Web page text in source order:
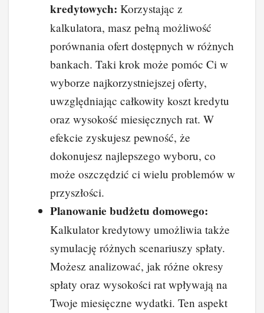
kredytowych: Korzystając z
kalkulatora, masz pełną możliwość
porównania ofert dostępnych w różnych
bankach. Taki krok może pomóc Ci w
wyborze najkorzystniejszej oferty,
uwzględniając całkowity koszt kredytu
oraz wysokość miesięcznych rat. W
efekcie zyskujesz pewność, że
dokonujesz najlepszego wyboru, co
może oszczędzić ci wielu problemów w
przyszłości.
Planowanie budżetu domowego:
Kalkulator kredytowy umożliwia także
symulację różnych scenariuszy spłaty.
Możesz analizować, jak różne okresy
spłaty oraz wysokości rat wpływają na
Twoje miesięczne wydatki. Ten aspekt